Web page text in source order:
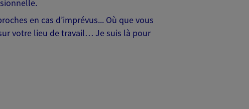
en cas d’imprévus... Où que vous
votre lieu de travail… Je suis là pour